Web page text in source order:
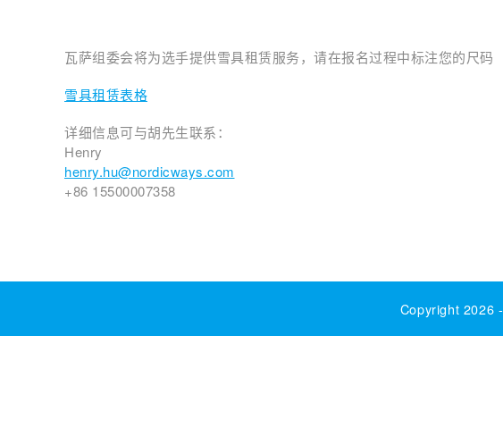
瓦萨组委会将为选手提供雪具租赁服务，请在报名过程中标注您的尺码
雪具租赁表格
详细信息可与胡先生联系：
Henry
henry.hu@nordicways.com
+86 15500007358
Copyright 2026 -